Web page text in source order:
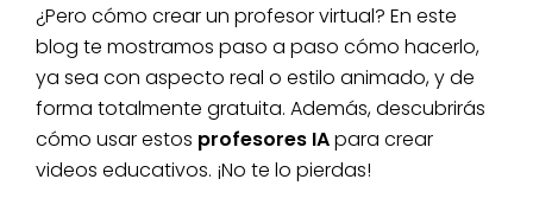
¿Pero cómo crear un profesor virtual? En este
blog te mostramos paso a paso cómo hacerlo,
ya sea con aspecto real o estilo animado, y de
forma totalmente gratuita. Además, descubrirás
cómo usar estos profesores IApara crear
videos educativos. ¡No te lo pierdas!